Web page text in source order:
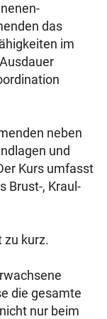
das
im
neben
und
Kurs umfasst
Brust-, Kraul-
zu kurz.
die gesamte
nur beim